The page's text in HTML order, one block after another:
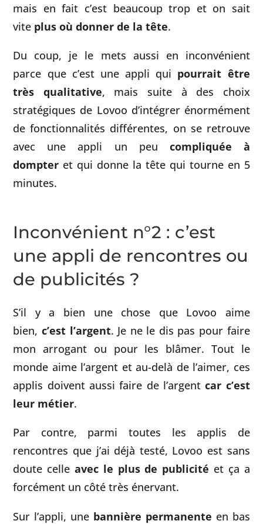
mais en fait c’est beaucoup trop et on sait
vite plus où donner de la tête.
Du coup, je le mets aussi en inconvénient
parce que c’est une appli qui pourrait être
très qualitative, mais suite à des choix
stratégiques de Lovoo d’intégrer énormément
de fonctionnalités différentes, on se retrouve
avec une appli un peu compliquée à
dompter et qui donne la tête qui tourne en 5
minutes.
Inconvénient n°2 : c’est
une appli de rencontres ou
de publicités ?
S’il y a bien une chose que Lovoo aime
bien, c’est l’argent. Je ne le dis pas pour faire
mon arrogant ou pour les blâmer. Tout le
monde aime l’argent et au-delà de l’aimer, ces
applis doivent aussi faire de l’argentcar c’est
leur métier.
Par contre, parmi toutes les applis de
rencontres que j’ai déjà testé, Lovoo est sans
doute celleavec le plus de publicité et ça a
forcément un côté très énervant.
Sur l’appli, une bannière permanente en bas